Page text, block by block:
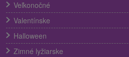
Veľkonočné
Valentínske
Halloween
Zimné lyžiarske